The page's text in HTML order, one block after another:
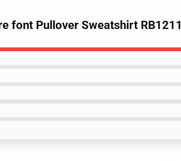
font Pullover Sweatshirt RB1211